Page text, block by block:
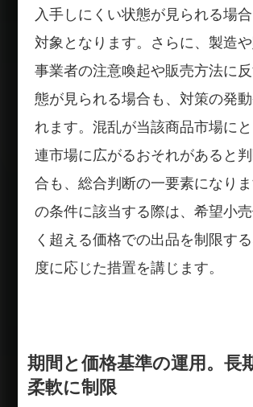
入手しにくい状態が見られる場
対象となります。さらに、製造
事業者の注意喚起や販売方法に
態が見られる場合も、対策の発
れます。混乱が当該商品市場に
連市場に広がるおそれがあると
合も、総合判断の一要素になり
の条件に該当する際は、希望小
く超える価格での出品を制限す
度に応じた措置を講じます。
期間と価格基準の運用。長
柔軟に制限